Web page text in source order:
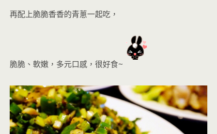
再配上脆脆香香的青蔥一起吃，
脆脆、軟嫩，多元口感，很好食~